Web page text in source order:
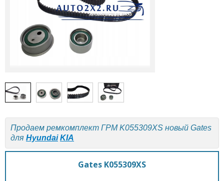
Продаем ремкомплект ГРМ K055309XS новый Gates
для Hyundai KIA
Gates K055309XS